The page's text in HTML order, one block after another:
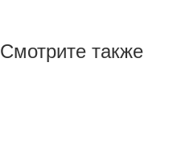
Смотрите также